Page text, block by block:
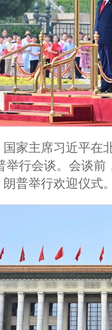
国家主席习近平在
举行会谈。会谈
朗普举行欢迎仪式